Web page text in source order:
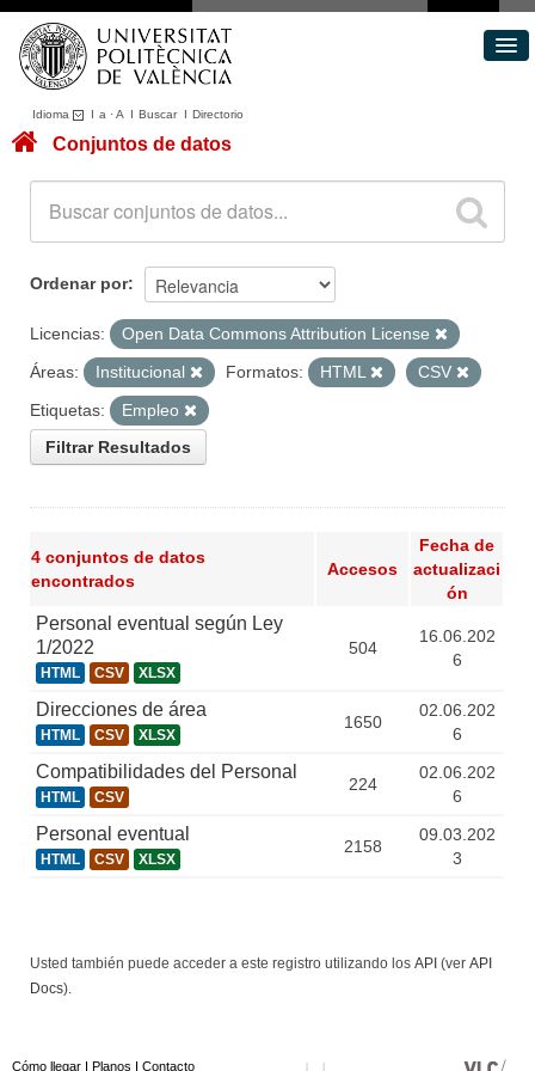
Idioma I a ·A I BuscarI Directorio
Conjuntos de datos
Acerca de
Portal de Transparencia
Conjuntos de datos
Ordenar por
Licencias:
Open Data Commons Attribution License
Áreas:
Institucional Formatos: HTML
CSV
Etiquetas:
Empleo
Filtrar Resultados
4 conjuntos de datos
encontrados
Accesos
Fecha de
actualizaci
ón
Personal eventual según Ley
1/2022
HTML CSV XLSX
504
16.06.202
6
Direcciones de área
HTML CSV XLSX
1650
02.06.202
6
Compatibilidades del Personal
HTML CSV
224
02.06.202
6
Personal eventual
HTML CSV XLSX
2158
09.03.202
3
Usted también puede acceder a este registro utilizando los API (ver API
Docs).
Cómo llegar I Planos I Contacto